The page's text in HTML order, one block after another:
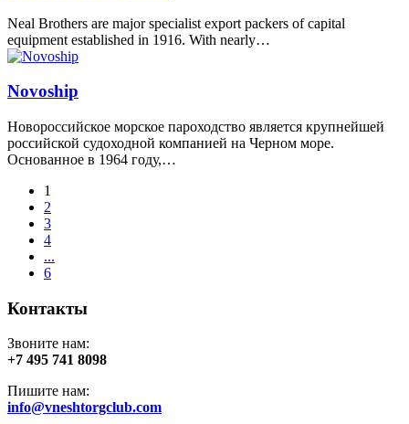
Neal Brothers are major specialist export packers of capital
equipment established in 1916. With nearly…
Novoship
Новороссийское морское пароходство является крупнейшей
российской судоходной компанией на Черном море.
Основанное в 1964 году,…
1
2
3
4
...
6
Контакты
Звоните нам:
+7 495 741 8098
Пишите нам:
info@vneshtorgclub.com